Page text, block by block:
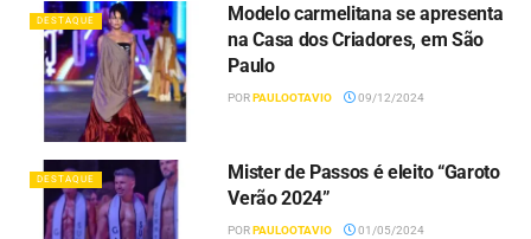
DESTAQUE
Modelo carmelitana se apresenta
na Casa dos Criadores, em São
Paulo
PORPAULOOTAVIO 09/12/2024
DESTAQUE
Mister de Passos é eleito “Garoto
Verão 2024”
PORPAULOOTAVIO 01/05/2024